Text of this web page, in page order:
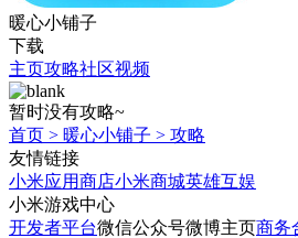
暖心小铺子
下载
主页攻略社区视频
暂时没有攻略~
首页 > 暖心小铺子 > 攻略
友情链接
小米应用商店小米商城英雄互娱
小米游戏中心
开发者平台微信公众号微博主页商务